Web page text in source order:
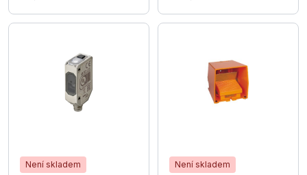
Není skladem Není skladem